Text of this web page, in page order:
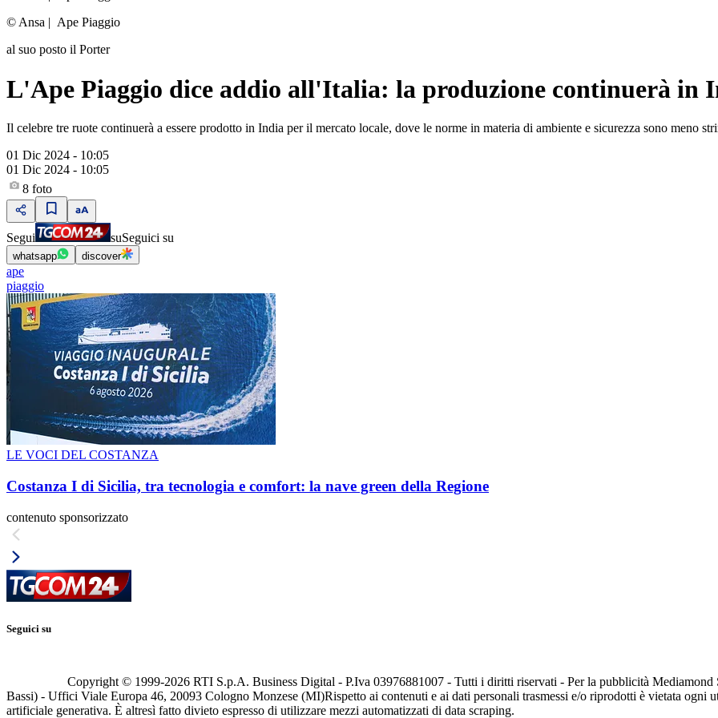
© Ansa | Ape Piaggio
al suo posto il Porter
L'Ape Piaggio dice addio all'Italia: la produzione continuerà in
Il celebre tre ruote continuerà a essere prodotto in India per il mercato locale, dove le norme in materia di ambiente e sicurezza sono meno
01 Dic 2024 - 10:05
01 Dic 2024 - 10:05
8 foto
Segui suSeguici su
whatsapp discover
ape
piaggio
LE VOCI DEL COSTANZA
Costanza I di Sicilia, tra tecnologia e comfort: la nave green della Regione
contenuto sponsorizzato
Seguici su
Copyright © 1999-2026 RTI S.p.A. Business Digital - P.Iva 03976881007 - Tutti i diritti riservati - Per la pubblicità
Bassi) - Uffici Viale Europa 46, 20093 Cologno Monzese (MI)Rispetto ai contenuti e ai dati personali trasmessi e/o riprodotti è vietata ogni
artificiale generativa. È altresì fatto divieto espresso di utilizzare mezzi automatizzati di data scraping.